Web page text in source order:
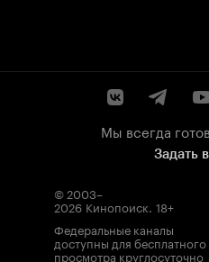
Мы всегда
Задать
© 2003–
2026 Кинопоиск. 18+
Федеральные каналы
доступны для бесплатного
просмотра круглосуточно